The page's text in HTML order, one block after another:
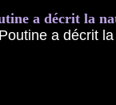
a décrit la